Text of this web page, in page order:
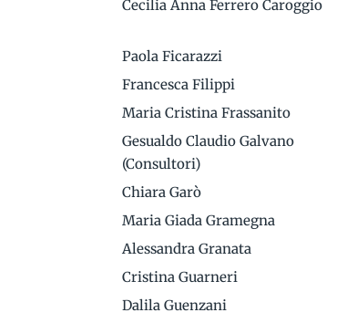
Cecilia Anna Ferrero Caroggio
Paola Ficarazzi
Francesca Filippi
Maria Cristina Frassanito
Gesualdo Claudio Galvano
(Consultori)
Chiara Garò
Maria Giada Gramegna
Alessandra Granata
Cristina Guarneri
Dalila Guenzani